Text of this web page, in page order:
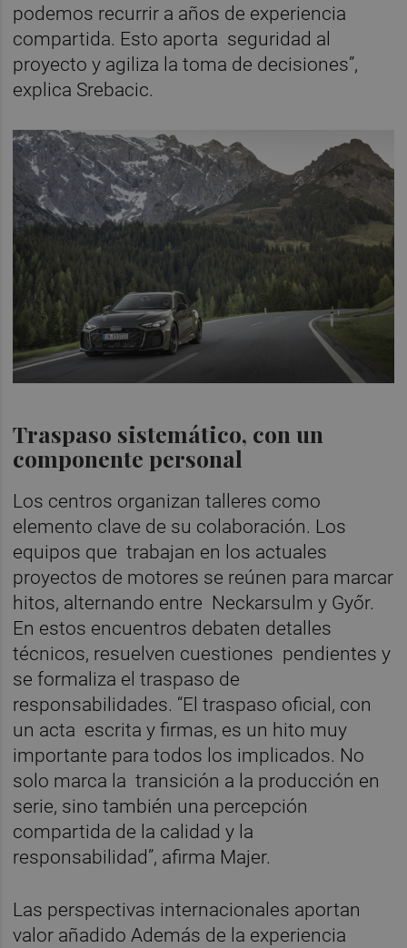
podemos recurrir a años de experiencia
compartida. Esto aporta seguridad al
proyecto y agiliza la toma de decisiones”,
explica Srebacic.
Traspaso sistemático, con un
componente personal
Los centros organizan talleres como
elemento clave de su colaboración. Los
equipos que trabajan en los actuales
proyectos de motores se reúnen para marcar
hitos, alternando entre Neckarsulm y Győr.
En estos encuentros debaten detalles
técnicos, resuelven cuestiones pendientes y
se formaliza el traspaso de
responsabilidades. “El traspaso oficial, con
un acta escrita y firmas, es un hito muy
importante para todos los implicados. No
solo marca la transición a la producción en
serie, sino también una percepción
compartida de la calidad y la
responsabilidad”, afirma Majer.
Las perspectivas internacionales aportan
valor añadido Además de la experiencia